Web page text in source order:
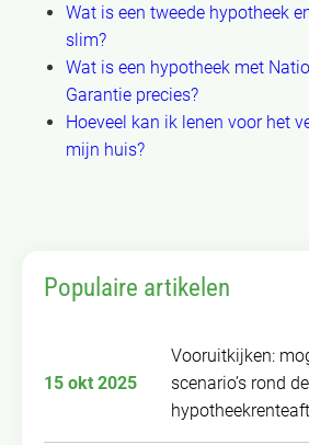
Wat is een tweede hypotheek
slim?
Wat is een hypotheek met
Garantie precies?
Hoeveel kan ik lenen voor het
mijn huis?
Populaire artikelen
15 okt 2025
Vooruitkijken:
scenario’s rond de